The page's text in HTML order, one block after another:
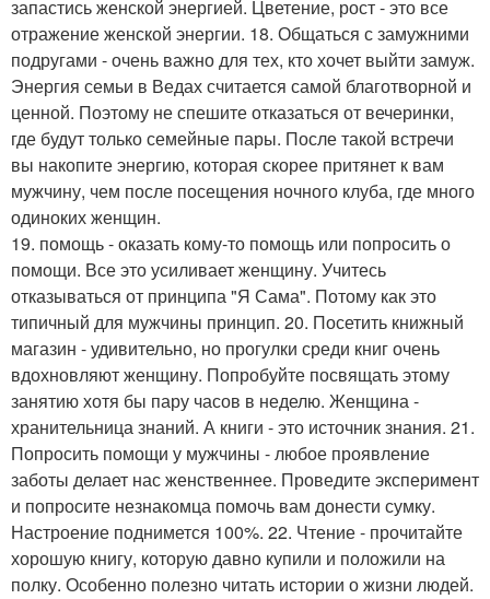
запастись женской энергией. Цветение, рост - это все
отражение женской энергии. 18. Общаться с замужними
подругами - очень важно для тех, кто хочет выйти замуж.
Энергия семьи в Ведах считается самой благотворной и
ценной. Поэтому не спешите отказаться от вечеринки,
где будут только семейные пары. После такой встречи
вы накопите энергию, которая скорее притянет к вам
мужчину, чем после посещения ночного клуба, где много
одиноких женщин.
19. помощь - оказать кому-то помощь или попросить о
помощи. Все это усиливает женщину. Учитесь
отказываться от принципа "Я Сама". Потому как это
типичный для мужчины принцип. 20. Посетить книжный
магазин - удивительно, но прогулки среди книг очень
вдохновляют женщину. Попробуйте посвящать этому
занятию хотя бы пару часов в неделю. Женщина -
хранительница знаний. А книги - это источник знания. 21.
Попросить помощи у мужчины - любое проявление
заботы делает нас женственнее. Проведите эксперимент
и попросите незнакомца помочь вам донести сумку.
Настроение поднимется 100%. 22. Чтение - прочитайте
хорошую книгу, которую давно купили и положили на
полку. Особенно полезно читать истории о жизни людей.